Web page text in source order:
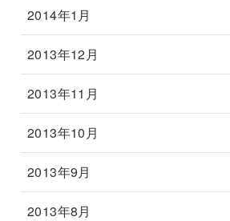
2014年1月
2013年12月
2013年11月
2013年10月
2013年9月
2013年8月